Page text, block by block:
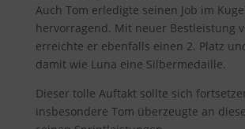
Auch Tom erledigte seinen Job im
hervorragend. Mit neuer Bestleistung
erreichte er ebenfalls einen 2. Platz
damit wie Luna eine Silbermedaille.
Dieser tolle Auftakt sollte sich
insbesondere Tom überzeugte an